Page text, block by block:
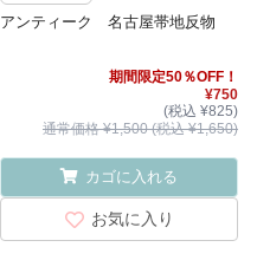
アンティーク 名古屋帯地反物
期間限定50％OFF！
¥750
(税込 ¥825)
通常価格 ¥1,500 (税込 ¥1,650)
カゴに入れる
お気に入り